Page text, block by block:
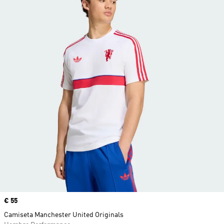
Precio
€ 55
Camiseta Manchester United Originals